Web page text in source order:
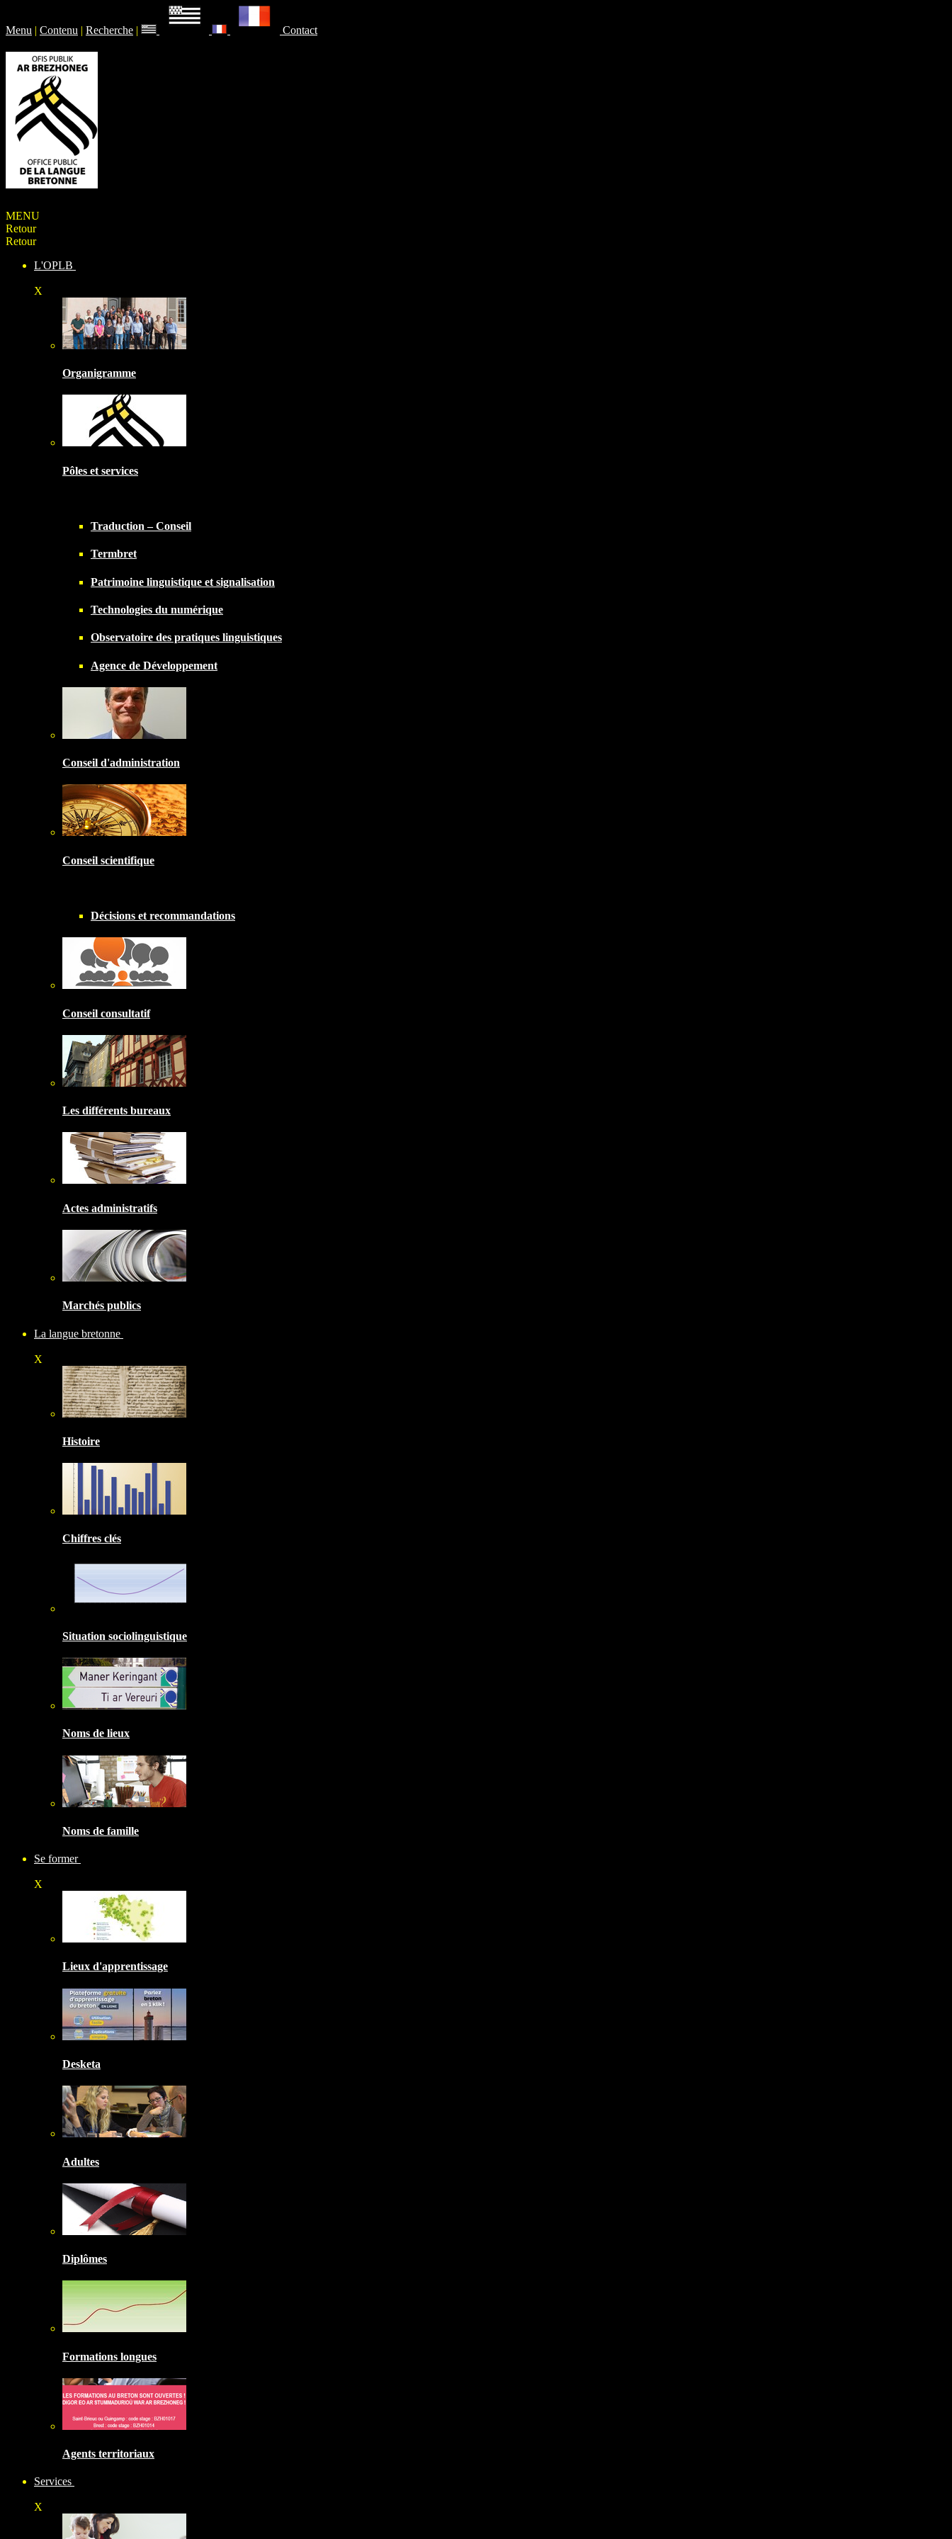
Menu | Contenu | Recherche | Contact
MENU
Retour
Retour
L'OPLB
X
Organigramme
Pôles et services
Traduction – Conseil
Termbret
Patrimoine linguistique et signalisation
Technologies du numérique
Observatoire des pratiques linguistiques
Agence de Développement
Conseil d'administration
Conseil scientifique
Décisions et recommandations
Conseil consultatif
Les différents bureaux
Actes administratifs
Marchés publics
La langue bretonne
X
Histoire
Chiffres clés
Situation sociolinguistique
Noms de lieux
Noms de famille
Se former
X
Lieux d'apprentissage
Desketa
Adultes
Diplômes
Formations longues
Agents territoriaux
Services
X